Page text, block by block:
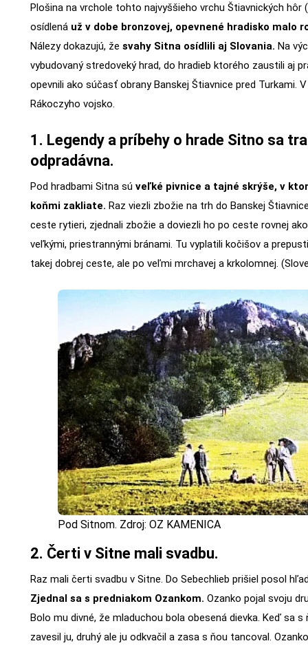
Plošina na vrchole tohto najvyššieho vrchu Štiavnických hôr
osídlená už v dobe bronzovej, opevnené hradisko malo
Nálezy dokazujú, že svahy Sitna osídlili aj Slovania. Na
vybudovaný stredoveký hrad, do hradieb ktorého zaustili aj
opevnili ako súčasť obrany Banskej Štiavnice pred Turkami.
Rákoczyho vojsko.
1. Legendy a príbehy o hrade Sitno sa
odpradávna.
Pod hradbami Sitna sú veľké pivnice a tajné skrýše, v
koňmi zakliate. Raz viezli zbožie na trh do Banskej
ceste rytieri, zjednali zbožie a doviezli ho po ceste rovnej
veľkými, priestrannými bránami. Tu vyplatili kočišov a
takej dobrej ceste, ale po veľmi mrchavej a krkolomnej.
Pod Sitnom. Zdroj: OZ KAMENICA
2. Čerti v Sitne mali svadbu.
Raz mali čerti svadbu v Sitne. Do Sebechlieb prišiel posol
Zjednal sa s predniakom Ozankom. Ozanko pojal svoju
Bolo mu divné, že mladuchou bola obesená dievka. Keď sa s
zavesil ju, druhý ale ju odkvačil a zasa s ňou tancoval.